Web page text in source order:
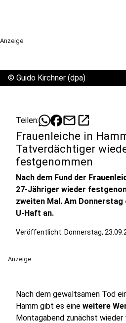
Anzeige
© Guido Kirchner (dpa)
Teilen: mailopen_in_new
Frauenleiche in
Tatverdächtiger
festgenommen
Nach dem Fund der
27-Jähriger wieder
zweiten Mal. Am
U-Haft an.
Veröffentlicht: Donnerstag,
Anzeige
Nach dem gewaltsamen Tod
Hamm gibt es eine weitere
Montagabend zunächst